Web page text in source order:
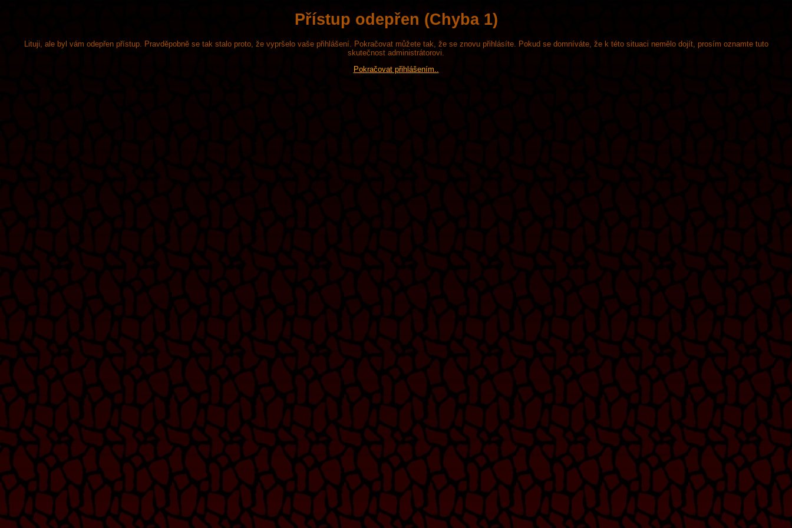
Přístup odepřen (Chyba 1)
Lituji, ale byl vám odepřen přístup. Pravděpobně se tak stalo proto, že vypršelo vaše přihlášení. Pokračovat můžete tak, že se znovu přihlásíte. Pokud se domníváte, že k této situaci nemělo dojít, prosím oznamte tuto
skutečnost administrátorovi.
Pokračovat přihlášením..